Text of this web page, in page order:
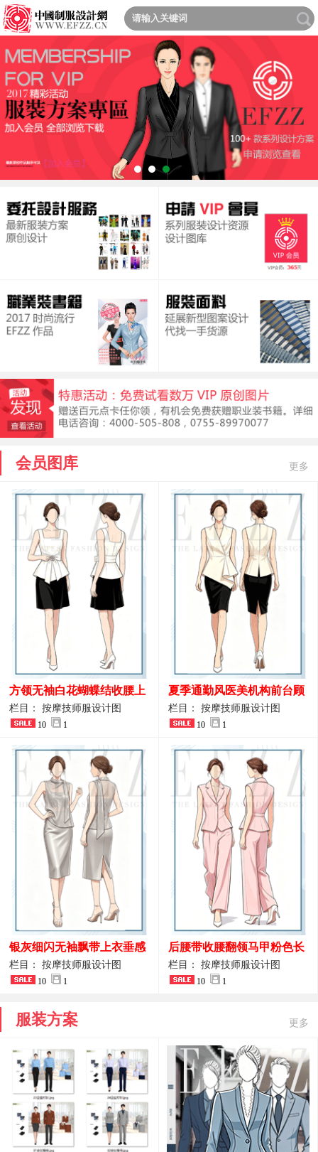
会员图库 更多
方领无袖白花蝴蝶结收腰上
衣 SPA会所接待工作制服设
计
栏目： 按摩技师服设计图
10 1
夏季通勤风医美机构前台顾
问端庄工作制服
栏目： 按摩技师服设计图
10 1
银灰细闪无袖飘带上衣垂感
开叉中长裙 星级酒店前厅礼
仪高级全套工作服
栏目： 按摩技师服设计图
10 1
后腰带收腰翻领马甲粉色长
裤套装 美容门店前台主管精
致高级工装
栏目： 按摩技师服设计图
10 1
服装方案 更多